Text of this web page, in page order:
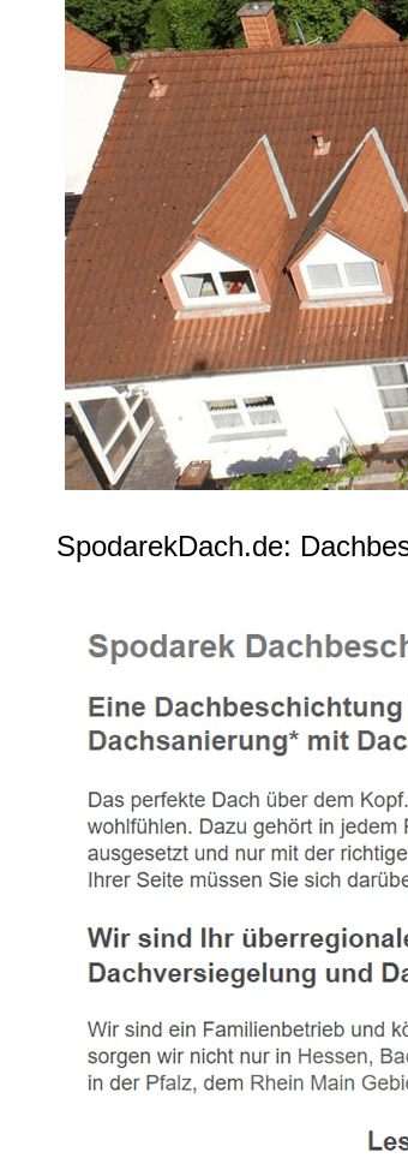
SpodarekDach.de: